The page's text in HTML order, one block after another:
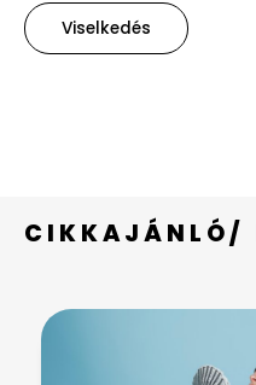
Viselkedés
CIKKAJÁNLÓ/